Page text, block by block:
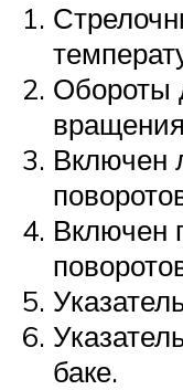
Обороты
Включен
Включен
баке.